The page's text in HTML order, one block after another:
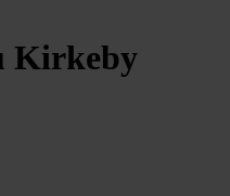
Kirkeby